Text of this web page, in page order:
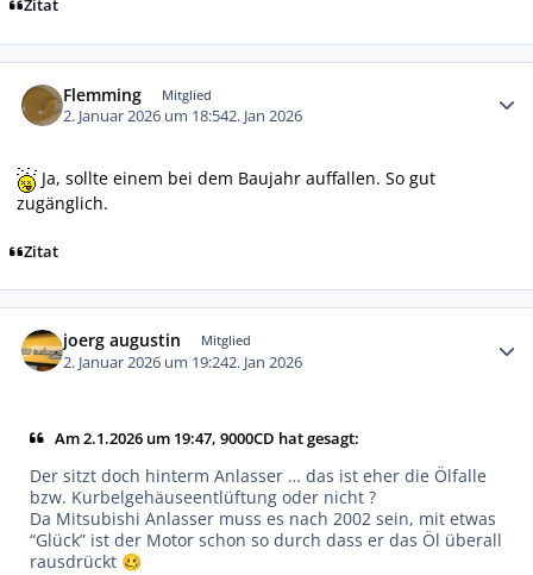
Zitat
Flemming Mitglied
2. Januar 2026 um 18:542. Jan 2026
Ja, sollte einem bei dem Baujahr auffallen. So gut
zugänglich.
Zitat
joerg augustin Mitglied
2. Januar 2026 um 19:242. Jan 2026
Am 2.1.2026 um 19:47, 9000CD hat gesagt:
Der sitzt doch hinterm Anlasser … das ist eher die Ölfalle
bzw. Kurbelgehäuseentlüftung oder nicht ?
Da Mitsubishi Anlasser muss es nach 2002 sein, mit etwas
“Glück” ist der Motor schon so durch dass er das Öl überall
rausdrückt 🥴